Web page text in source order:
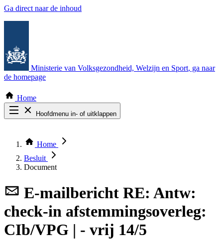
Ga direct naar de inhoud
Ministerie van Volksgezondheid, Welzijn en Sport, ga naar
de homepage
Home
Hoofdmenu in- of uitklappen
Thema COVID-19
Bekijk per bestuursorgaan
Home
Besluit
Document
E-mailbericht RE: Antw:
check-in afstemmingsoverleg:
CIb/VPG | - vrij 14/5